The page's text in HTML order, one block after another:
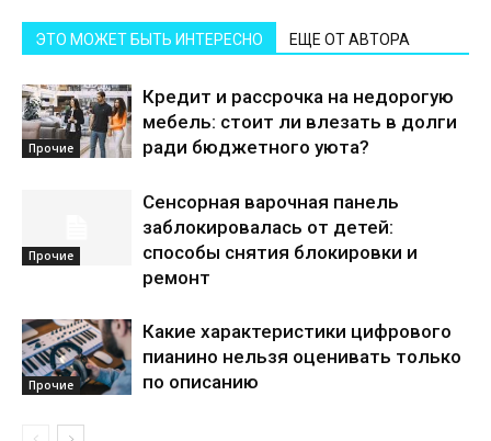
ЭТО МОЖЕТ БЫТЬ ИНТЕРЕСНО ЕЩЕ ОТ АВТОРА
Прочие
Кредит и рассрочка на недорогую
мебель: стоит ли влезать в долги
ради бюджетного уюта?
Прочие
Сенсорная варочная панель
заблокировалась от детей:
способы снятия блокировки и
ремонт
Прочие
Какие характеристики цифрового
пианино нельзя оценивать только
по описанию